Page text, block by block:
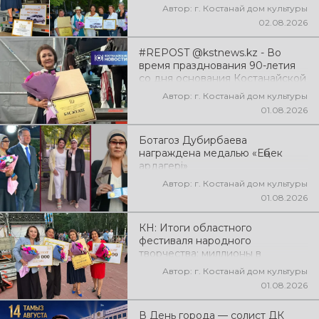
Автор: г. Костанай дом культуры
02.08.2026
#REPOST @kstnews.kz - Во
время празднования 90-летия
со дня основания Костанайской
области подвели итоги 38-го
фестиваля самодеятельного
Автор: г. Костанай дом культуры
01.08.2026
Ботагоз Дубирбаева
награждена медалью «Еңбек
ардагері»
Автор: г. Костанай дом культуры
01.08.2026
КН: Итоги областного
фестиваля народного
творчества: миллионы в
культуруАвтор: г. Костанай дом культуры
01.08.2026
В День города — солист ДК